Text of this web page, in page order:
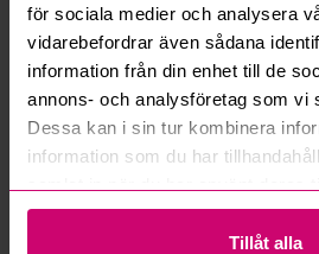
för sociala medier och analysera
vidarebefordrar även sådana
information från din enhet till de
annons- och analysföretag som vi
Dessa kan i sin tur kombinera
information som du har
Tillåt alla
Läs fler frågor
Mer från samma kategori